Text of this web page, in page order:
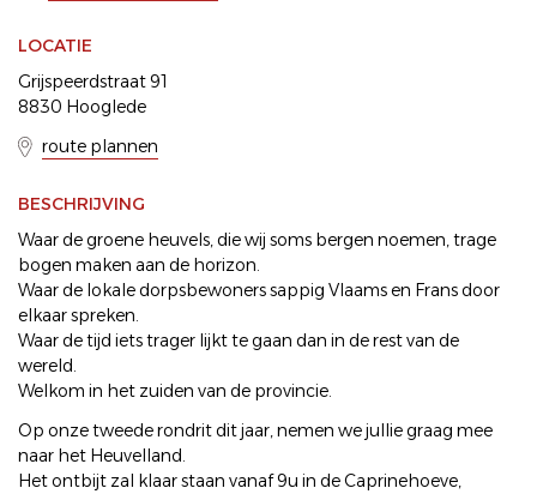
LOCATIE
Grijspeerdstraat 91
8830 Hooglede
route plannen
BESCHRIJVING
Waar de groene heuvels, die wij soms bergen noemen, trage
bogen maken aan de horizon.
Waar de lokale dorpsbewoners sappig Vlaams en Frans door
elkaar spreken.
Waar de tijd iets trager lijkt te gaan dan in de rest van de
wereld.
Welkom in het zuiden van de provincie.
Op onze tweede rondrit dit jaar, nemen we jullie graag mee
naar het Heuvelland.
Het ontbijt zal klaar staan vanaf 9u in de Caprinehoeve,